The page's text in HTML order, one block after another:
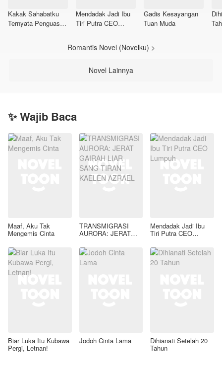
Kakak Sahabatku
Ternyata Penguasa
Mendadak Jadi Ibu
Tiri Putra CEO
Gadis Kesayangan
Tuan Muda
Romantis Novel (Novelku) >
Novel Lainnya
✨ Wajib Baca
Maaf, Aku Tak
Mengemis Cinta
TRANSMIGRASI
AURORA: JERAT
TIRAN KAELEN
AZRAEL
Mendadak Jadi Ibu
Tiri Putra CEO
Biar Luka Itu Kubawa
Pergi, Letnan!
Jodoh Cinta Lama Dihianati Setelah 20
Tahun